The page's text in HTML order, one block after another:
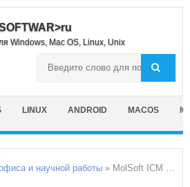
Windows, Mac OS, Linux, Unix
LINUX ANDROID MACOS
и научной работы » MolSoft ICM Pro